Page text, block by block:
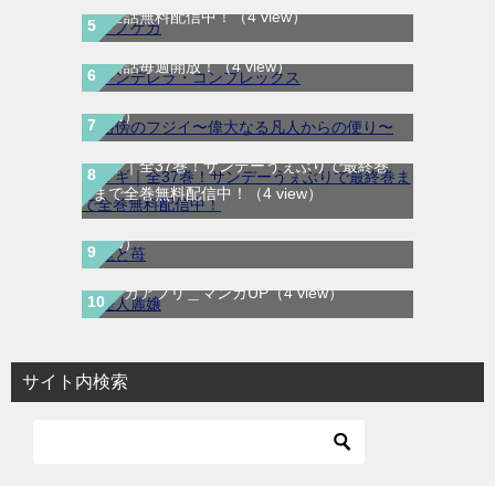
で全話無料配信中！（4 view）
シンデレラ・コンプレックス｜マンガMeeで
無料話毎週開放！（4 view）
路傍のフジイ〜偉大なる凡人からの便り〜｜
全話無料で読める公式マンガアプリ（4
view）
マギ｜全37巻！サンデーうぇぶりで最終巻
まで全巻無料配信中！
（4 view）
龍と苺｜最新刊第4巻！全巻無料で読める公
式マンガアプリ＿サンデーうぇぶり（4
view）
怪人麗嬢｜最新話まで全話無料で読める公式
マンガアプリ＿マンガUP（4 view）
サイト内検索